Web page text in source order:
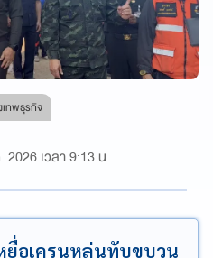
เทพธุรกิจ
2026 เวลา 9:13 น.
ยื่อเครนหล่นทับขบวน